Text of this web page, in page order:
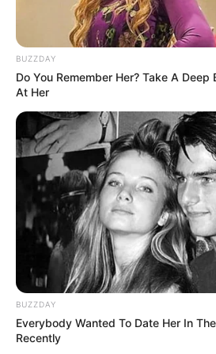
apa yang ia bicarakan bisa
Baca juga:Biodata, Profil, dan Fakta
Foto – foto Minami Hamabe
1. Memerankan karakter anak
dewasa
BUZZDAY
Do You Remember Her? Take A
At Her
BUZZDAY
Everybody Wanted To Date Her In
Recently